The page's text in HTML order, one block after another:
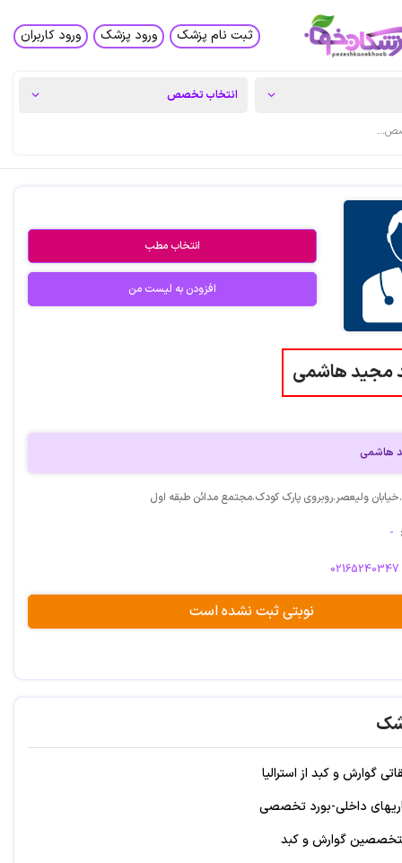
ثبت نام پزشک ورود پزشک ورود کاربران
انتخاب مطب
افزودن به لیست من
مجید هاشمی
هاشمی
ولیعصر.روبروی پارک کودک.مجتمع مدائن طبقه اول
-
02165240347
نوبتی ثبت نشده است
گوارش و کبد از استرالیا
داخلی-بورد تخصصی
گوارش و کبد